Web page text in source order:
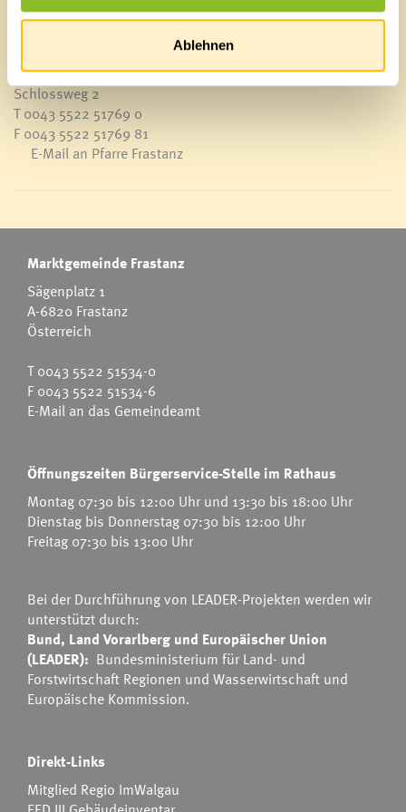
Ablehnen
Pfarre Frastanz
Schlossweg 2
T 0043 5522 51769 0
F 0043 5522 51769 81
E-Mail an Pfarre Frastanz
Marktgemeinde Frastanz
Sägenplatz 1
A-6820 Frastanz
Österreich
T0043 5522 51534-0
F 0043 5522 51534-6
E-Mail an das Gemeindeamt
Öffnungszeiten Bürgerservice-Stelle im Rathaus
Montag 07:30 bis 12:00 Uhr und 13:30 bis 18:00 Uhr
Dienstag bis Donnerstag 07:30 bis 12:00 Uhr
Freitag 07:30 bis 13:00 Uhr
Bei der Durchführung von LEADER-Projekten werden wir
unterstützt durch:
Bund, Land Vorarlberg und Europäischer Union
(LEADER): Bundesministerium für Land- und
Forstwirtschaft Regionen und Wasserwirtschaft und
Europäische Kommission.
Direkt-Links
Mitglied Regio ImWalgau